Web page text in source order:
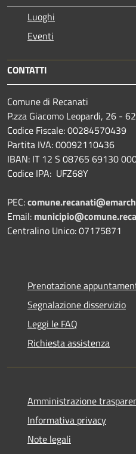
Luoghi
Eventi
CONTATTI
Comune di Recanati
P.zza Giacomo Leopardi, 26 -
Codice Fiscale: 00284570439
Partita IVA: 00092110436
IBAN: IT 12 S 08765 69130
Codice IPA: UFZ68Y
PEC:
Email:
Centralino Unico: 07175871
Prenotazione
Segnalazione disservizio
Leggi le FAQ
Richiesta assistenza
Amministrazione
Informativa privacy
Note legali